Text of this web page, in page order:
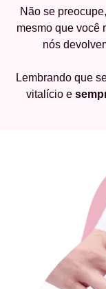
Não se
mesmo que você
nós
Lembrando que
vitalício e